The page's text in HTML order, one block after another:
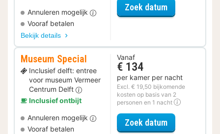
Annuleren mogelijk
Vooraf betalen
Bekijk details
Zoek datumvoor Ontdek
Museum Special
Inclusief delft: entree
voor museum Vermeer
Centrum Delft
Inclusief ontbijt
Annuleren mogelijk
Vooraf betalen
Vanaf
€ 134
per kamer per nacht
Excl. € 19,50 bijkomende
kosten op basis van 2
personen en 1 nacht
Zoek datumvoor Museum